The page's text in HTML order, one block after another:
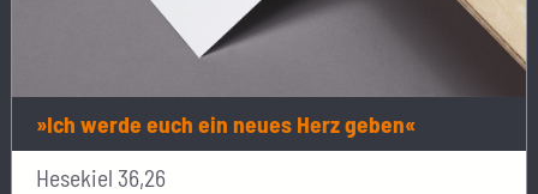
»Ich werde euch ein neues Herz geben«
Hesekiel 36,26